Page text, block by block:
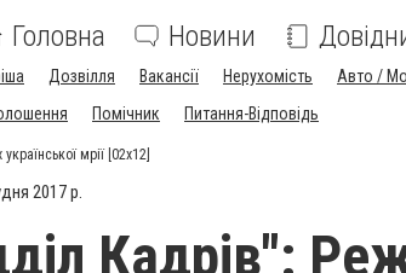
Головна Новини
Дозвілля Вакансії Нерухомість Авто /
Помічник Питання-Відповідь
мрії [02x12]
2017 р.
Кадрів":